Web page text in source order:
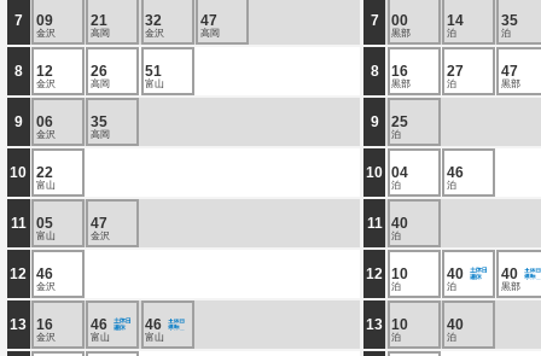
7 09
金沢
21
高岡
32
金沢
47
高岡
8 12
金沢
26
高岡
51
富山
9 06
金沢
35
高岡
10 22
富山
11 05
富山
47
金沢
12 46
金沢
13 16
金沢
46
富山
46
富山
7 00
黒部
14
泊
35
泊
8 16
黒部
27
泊
47
黒部
9 25
泊
10 04
泊
46
泊
11 40
泊
12 10
泊
40
泊
40
黒部
13 10
泊
40
泊